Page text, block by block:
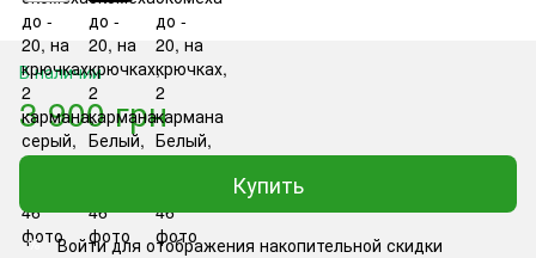
В наличии
3 900 грн
Купить
% Войтидля отображения накопительной скидки